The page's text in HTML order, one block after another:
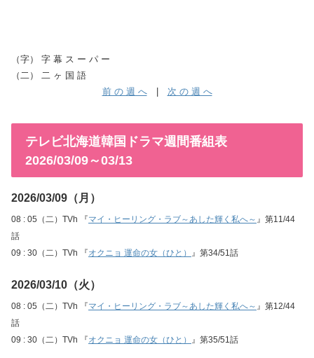
（字） 字 幕 ス ー パ ー
（二） 二 ヶ 国 語
前 の 週 へ| 次 の 週 へ
テレビ北海道韓国ドラマ週間番組表
2026/03/09～03/13
2026/03/09（月）
08 : 05（二）TVh 『マイ・ヒーリング・ラブ～あした輝く私へ～ 』第11/44
話
09 : 30（二）TVh 『オクニョ 運命の女（ひと） 』第34/51話
2026/03/10（火）
08 : 05（二）TVh 『マイ・ヒーリング・ラブ～あした輝く私へ～ 』第12/44
話
09 : 30（二）TVh 『オクニョ 運命の女（ひと） 』第35/51話